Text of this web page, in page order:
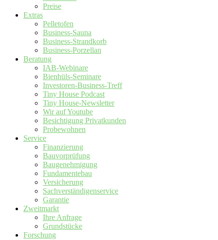
Preise
Extras
Pelletofen
Business-Sauna
Business-Strandkorb
Business-Porzellan
Beratung
IAB-Webinare
Bienhüls-Seminare
Investoren-Business-Treff
Tiny House Podcast
Tiny House-Newsletter
Wir auf Youtube
Besichtigung Privatkunden
Probewohnen
Service
Finanzierung
Bauvorprüfung
Baugenehmigung
Fundamentebau
Versicherung
Sachverständigenservice
Garantie
Zweitmarkt
Ihre Anfrage
Grundstücke
Forschung